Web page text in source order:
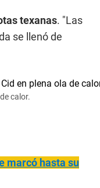
texanas. "Las
se llenó de
calor.
marcó hasta su